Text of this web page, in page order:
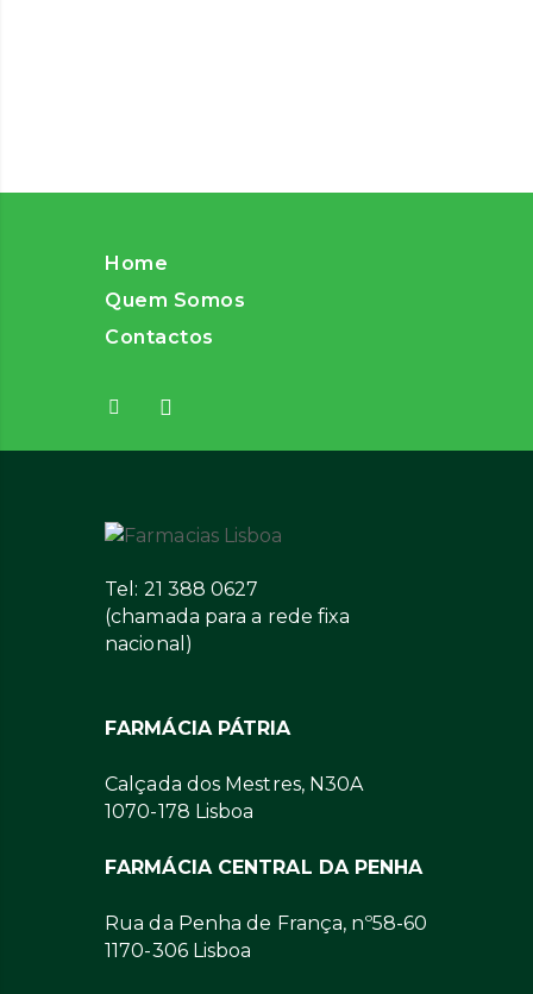
Home
Quem Somos
Contactos
Tel: 21 388 0627
(chamada para a rede fixa
nacional)
FARMÁCIA PÁTRIA
Calçada dos Mestres, N30A
1070-178 Lisboa
FARMÁCIA CENTRAL DA PENHA
Rua da Penha de França, nº58-60
1170-306 Lisboa